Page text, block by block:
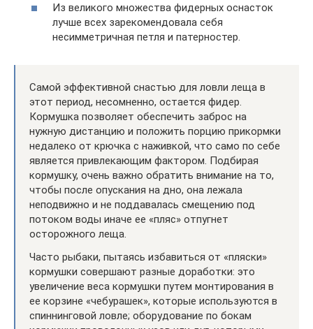
Из великого множества фидерных оснасток
лучше всех зарекомендовала себя
несимметричная петля и патерностер.
Самой эффективной снастью для ловли леща в
этот период, несомненно, остается фидер.
Кормушка позволяет обеспечить заброс на
нужную дистанцию и положить порцию прикормки
недалеко от крючка с наживкой, что само по себе
является привлекающим фактором. Подбирая
кормушку, очень важно обратить внимание на то,
чтобы после опускания на дно, она лежала
неподвижно и не поддавалась смещению под
потоком воды иначе ее «пляс» отпугнет
осторожного леща.
Часто рыбаки, пытаясь избавиться от «пляски»
кормушки совершают разные доработки: это
увеличение веса кормушки путем монтирования в
ее корзине «чебурашек», которые используются в
спиннинговой ловле; оборудование по бокам